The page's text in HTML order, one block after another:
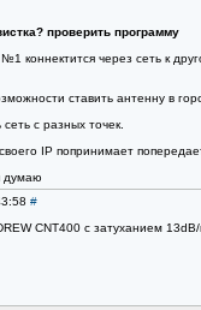
проверить программу
№1 коннектится через сеть к
ставить антенну в
с разных точек.
IP попринимает
думаю
#
CNT400 c затуханием